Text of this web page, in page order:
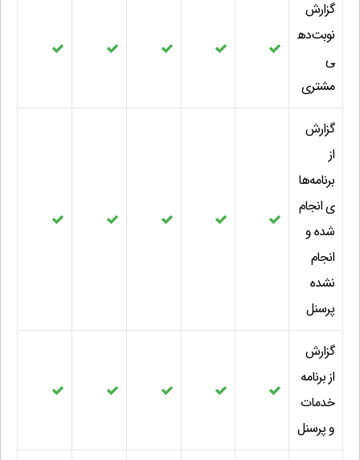
گزارش
نوبت‌ده
ی
مشتری
گزارش
از
برنامه‌ها
ی انجام
شده و
انجام
نشده
پرسنل
گزارش
از برنامه
خدمات
و پرسنل